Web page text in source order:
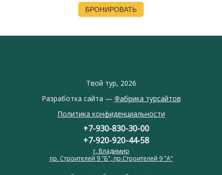
Твой тур, 2026
Разработка сайта — Фабрика турсайтов
Политика конфиденциальности
+7-930-830-30-00
+7-920-920-44-58
г. Владимир
пр. Строителей 9 "Б", пр.Строителей 9 "А"